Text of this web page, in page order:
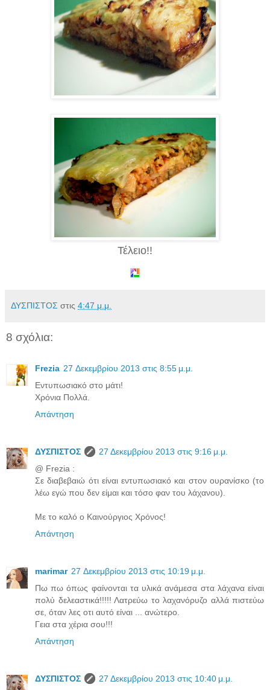
Τέλειο!!
ΔΥΣΠΙΣΤΟΣ στις 4:47 μ.μ.
8 σχόλια:
Frezia 27 Δεκεμβρίου 2013 στις 8:55 μ.μ.
Εντυπωσιακό στο μάτι!
Χρόνια Πολλά.
Απάντηση
ΔΥΣΠΙΣΤΟΣ
27 Δεκεμβρίου 2013 στις 9:16 μ.μ.
@ Frezia :
Σε διαβεβαιώ ότι είναι εντυπωσιακό και στον ουρανίσκο (το
λέω εγώ που δεν είμαι και τόσο φαν του λάχανου).
Με το καλό ο Καινούργιος Χρόνος!
Απάντηση
marimar 27 Δεκεμβρίου 2013 στις 10:19 μ.μ.
Πω πω όπως φαίνονται τα υλικά ανάμεσα στα λάχανα είναι
πολύ δελεαστικά!!!!! Λατρεύω το λαχανόρυζο αλλά πιστεύω
σε, όταν λες οτι αυτό είναι ... ανώτερο.
Γεια στα χέρια σου!!!
Απάντηση
ΔΥΣΠΙΣΤΟΣ
27 Δεκεμβρίου 2013 στις 10:40 μ.μ.